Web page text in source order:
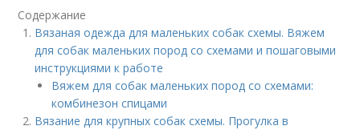
Содержание
Вязаная одежда для маленьких собак схемы. Вяжем
для собак маленьких пород со схемами и пошаговыми
инструкциями к работе
Вяжем для собак маленьких пород со схемами:
комбинезон спицами
Вязание для крупных собак схемы. Прогулка в